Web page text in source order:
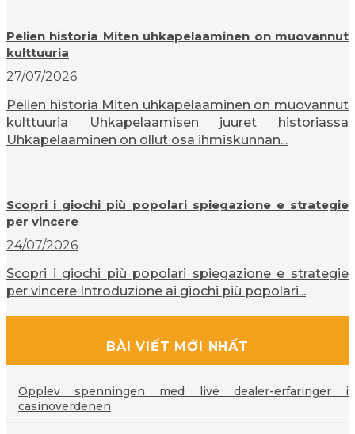
Pelien historia Miten uhkapelaaminen on muovannut
kulttuuria
27/07/2026
Pelien historia Miten uhkapelaaminen on muovannut
kulttuuria Uhkapelaamisen juuret historiassa
Uhkapelaaminen on ollut osa ihmiskunnan...
Scopri i giochi più popolari spiegazione e strategie
per vincere
24/07/2026
Scopri i giochi più popolari spiegazione e strategie
per vincere Introduzione ai giochi più popolari...
BÀI VIẾT MỚI NHẤT
Opplev spenningen med live dealer-erfaringer i
casinoverdenen